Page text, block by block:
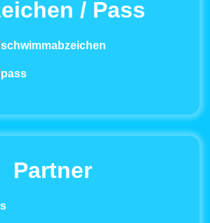
/ Pass
Partner